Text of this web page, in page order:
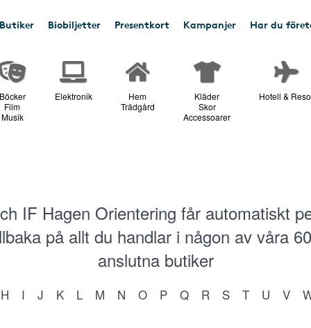
Butiker Biobiljetter Presentkort Kampanjer Har du
Film
Musik
Elektronik
Hem
Trädgård
Kläder
Skor
Accessoarer
Hotell &
IF Hagen Orientering får automatiskt
på allt du handlar i någon av våra
anslutna butiker
H I J K L M N O P Q R S T U V